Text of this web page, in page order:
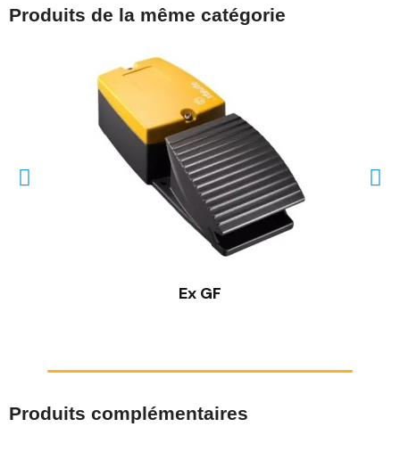
Produits de la même catégorie
Ex GF
Produits complémentaires